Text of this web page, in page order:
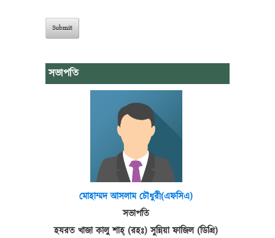
সভাপতি
মোহাম্মদ আসলাম চৌধুরী(এফসিএ)
সভাপতি
হযরত খাজা কালু শাহ্ (রহঃ) সুন্নিয়া ফাজিল (ডিগ্রি)